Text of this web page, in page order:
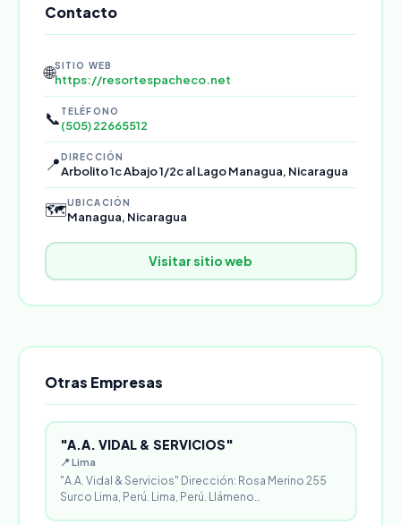
Contacto
🌐SITIO WEB
https://resortespacheco.net
📞 TELÉFONO
(505) 22665512
📍DIRECCIÓN
Arbolito 1c Abajo 1/2c al Lago Managua, Nicaragua
🗺️UBICACIÓN
Managua, Nicaragua
Visitar sitio web
Otras Empresas
"A.A. VIDAL & SERVICIOS"
📍 Lima
"A.A. Vidal & Servicios" Dirección: Rosa Merino 255
Surco Lima, Perú. Lima, Perú. Llámeno…